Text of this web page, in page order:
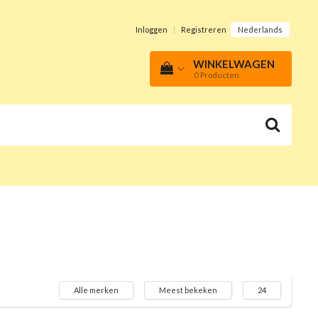
Inloggen | Registreren Nederlands
WINKELWAGEN
0 Producten
Alle merken Meest bekeken 24